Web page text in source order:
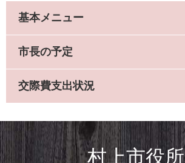
基本メニュー
市長の予定
交際費支出状況
村上市役所